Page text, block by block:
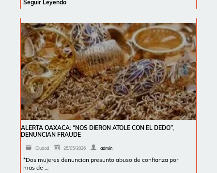
Seguir Leyendo
ALERTA OAXACA: “NOS DIERON ATOLE CON EL DEDO”,
DENUNCIAN FRAUDE
Ciudad 25/05/2026 admin
*Dos mujeres denuncian presunto abuso de confianza por
mas de …